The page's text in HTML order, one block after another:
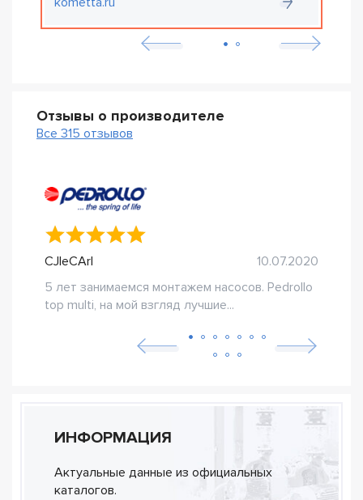
Отзывы о производителе
Все 315 отзывов
CJleCArI
10.07.2020
5 лет занимаемся монтажем насосов. Pedrollo
top multi, на мой взгляд лучшие...
ИНФОРМАЦИЯ
Актуальные данные из официальных
каталогов.